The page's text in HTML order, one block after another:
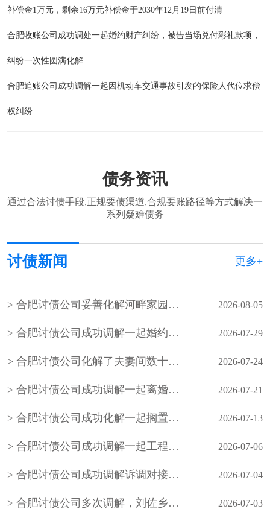
补偿金1万元，剩余16万元补偿金于2030年12月19日前付清
合肥收账公司成功调处一起婚约财产纠纷，被告当场兑付彩礼款项，
纠纷一次性圆满化解
合肥追账公司成功调解一起因机动车交通事故引发的保险人代位求偿
权纠纷
债务资讯
通过合法讨债手段,正规要债渠道,合规要账路径等方式解决一
系列疑难债务
讨债新闻 更多+
合肥讨债公司妥善化解河畔家园小区业主因入户管控、物业服务争议引发的物业费拒缴纠纷 2026-08-05
合肥讨债公司成功调解一起婚约财产纠纷案件，在承办法官的耐心调解下，双方当事人自愿达成调解协议，有效化解了矛盾纠纷 2026-07-29
合肥讨债公司化解了夫妻间数十年的积怨，也让老年夫妻懂得包容与沟通的重要性，用柔性调解守护晚年婚姻温情 2026-07-24
合肥讨债公司成功调解一起离婚案件，原告起诉要求与被告离婚并要求被告返还彩礼1万元 2026-07-21
合肥讨债公司成功化解一起搁置九年的邻里民间借贷积案，以法理相融的柔性调解 2026-07-13
合肥讨债公司成功调解一起工程材料买卖合同欠款 2026-07-06
合肥讨债公司成功调解诉调对接、整合多方力量化解小额网络知识产权纠纷 2026-07-04
合肥讨债公司多次调解，刘佐乡梅花屋村陈某与刘佐乡段窑社区刘某握手言和，双方签订人民调解协议书，一起因务工引起的事故纠纷案结事了 2026-07-03